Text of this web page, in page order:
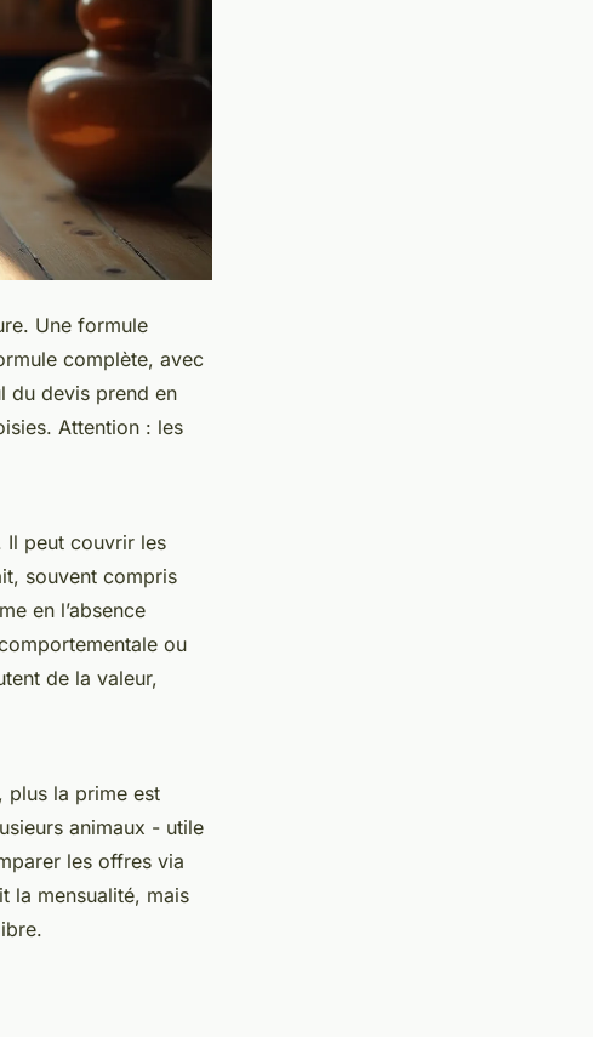
Une formule
complète, avec
du devis prend en
Attention : les
Il peut couvrir les
souvent compris
en l’absence
ou
de la valeur,
plus la prime est
animaux - utile
les offres via
la mensualité, mais